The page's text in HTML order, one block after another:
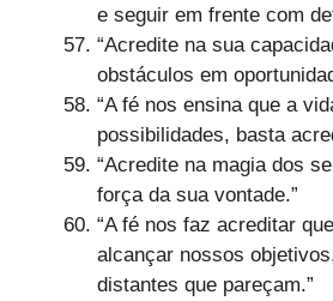
e seguir em frente com
“Acredite na sua
obstáculos em
“A fé nos ensina que a
possibilidades, basta
“Acredite na magia dos
força da sua vontade.”
“A fé nos faz acreditar
alcançar nossos
distantes que pareçam.”